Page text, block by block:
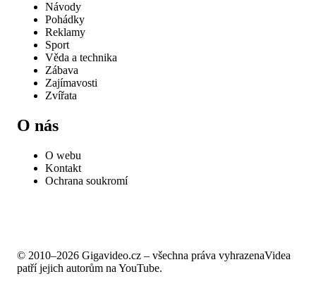
Návody
Pohádky
Reklamy
Sport
Věda a technika
Zábava
Zajímavosti
Zvířata
O nás
O webu
Kontakt
Ochrana soukromí
© 2010–2026 Gigavideo.cz – všechna práva vyhrazenaVidea
patří jejich autorům na YouTube.